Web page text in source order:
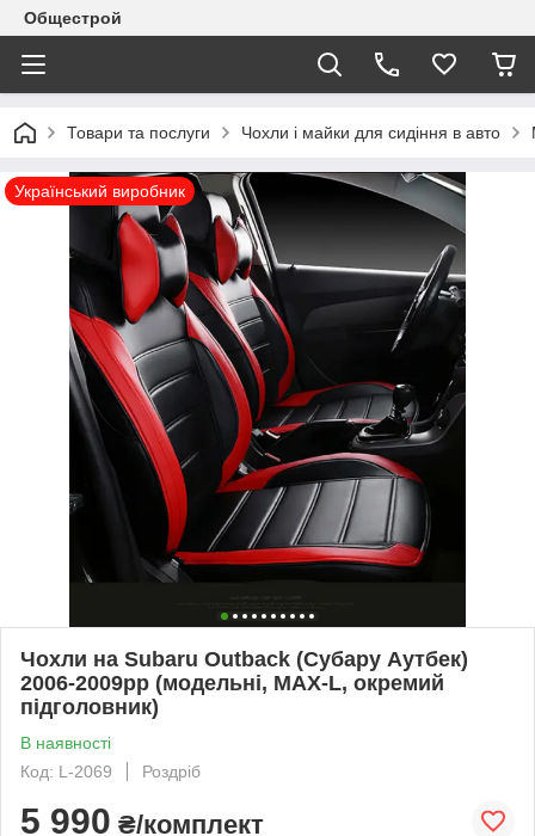
Общестрой
Товари та послуги Чохли і майки для сидіння в авто
Український виробник
Чохли на Subaru Outback (Субару Аутбек)
2006-2009рр (модельні, MAX-L, окремий
підголовник)
В наявності
Код: L-2069
Роздріб
5 990 ₴/комплект